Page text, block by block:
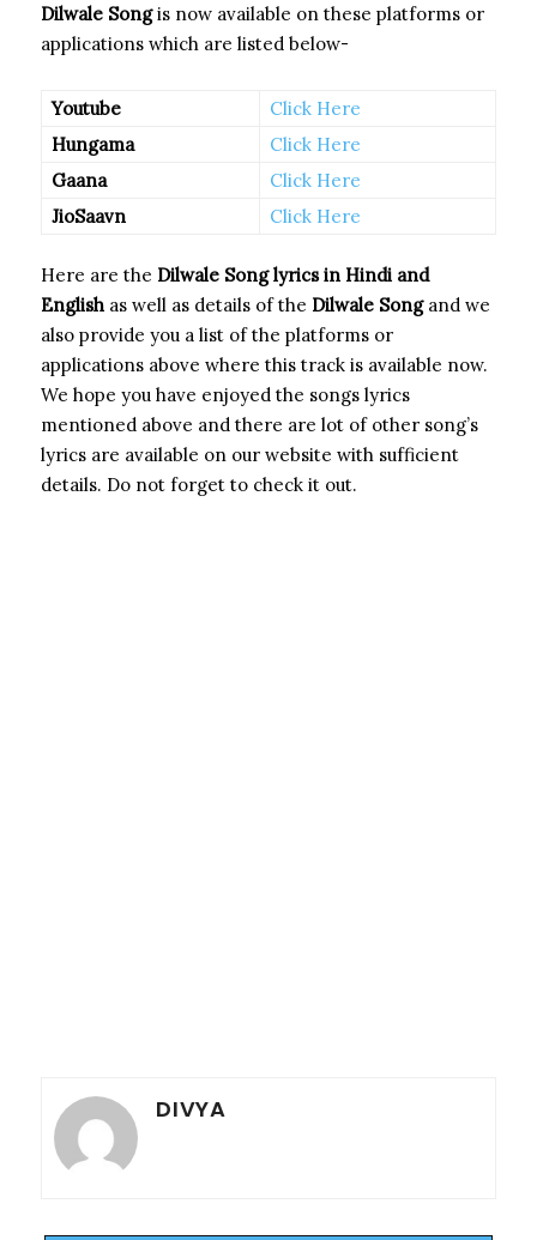
Dilwale Songis now available on these platforms or
applications which are listed below-
Youtube
Click Here
Hungama
Click Here
Gaana
Click Here
JioSaavn
Click Here
Here are the Dilwale Songlyrics in Hindi and
English as well as details of the Dilwale Song and we
also provide you a list of the platforms or
applications above where this track is available now.
We hope you have enjoyed the songs lyrics
mentioned above and there are lot of other song’s
lyrics are available on our website with sufficient
details. Do not forget to check it out.
DIVYA